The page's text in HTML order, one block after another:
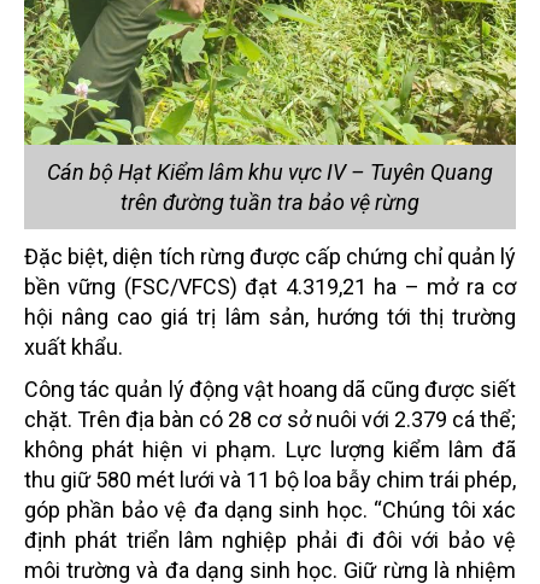
Cán bộ Hạt Kiểm lâm khu vực IV – Tuyên Quang
trên đường tuần tra bảo vệ rừng
Đặc biệt, diện tích rừng được cấp chứng chỉ quản lý
bền vững (FSC/VFCS) đạt 4.319,21 ha – mở ra cơ
hội nâng cao giá trị lâm sản, hướng tới thị trường
xuất khẩu.
Công tác quản lý động vật hoang dã cũng được siết
chặt. Trên địa bàn có 28 cơ sở nuôi với 2.379 cá thể;
không phát hiện vi phạm. Lực lượng kiểm lâm đã
thu giữ 580 mét lưới và 11 bộ loa bẫy chim trái phép,
góp phần bảo vệ đa dạng sinh học. “Chúng tôi xác
định phát triển lâm nghiệp phải đi đôi với bảo vệ
môi trường và đa dạng sinh học. Giữ rừng là nhiệm